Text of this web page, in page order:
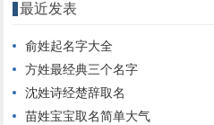
最近发表
俞姓起名字大全
方姓最经典三个名字
沈姓诗经楚辞取名
苗姓宝宝取名简单大气